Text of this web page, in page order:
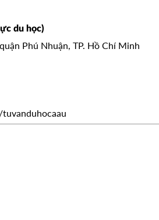
du học)
Phú Nhuận, TP. Hồ Chí Minh